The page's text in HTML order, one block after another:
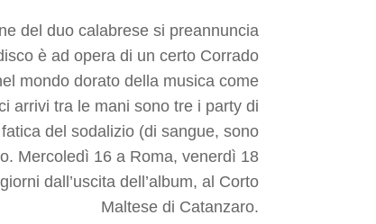
del duo calabrese si preannuncia
è ad opera di un certo Corrado
mondo dorato della musica come
arrivi tra le mani sono tre i party di
del sodalizio (di sangue, sono
Mercoledì 16 a Roma, venerdì 18
dall’uscita dell’album, al Corto
Maltese di Catanzaro.